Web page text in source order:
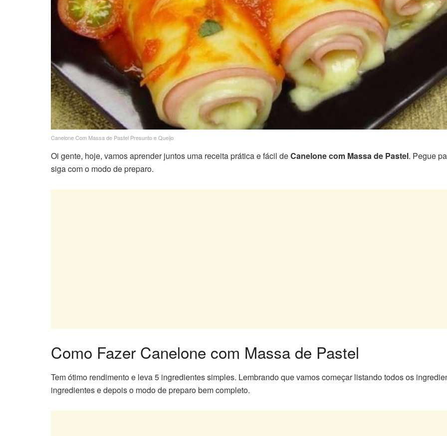
Canelone Com Massa de Pastel Presunto e Queijo
Oi gente, hoje, vamos aprender juntos uma receita prática e fácil deCanelone com Massa de Pastel. Pegue
siga com o modo de preparo.
Como Fazer Canelone com Massa de Pastel
Tem ótimo rendimento e leva 5 ingredientes simples. Lembrando que vamos começar listando todos os
ingredientes e depois o modo de preparo bem completo.